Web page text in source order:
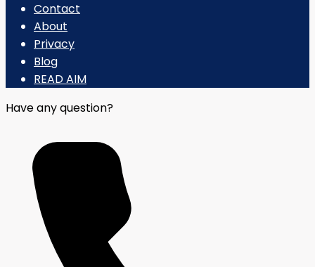
Contact
About
Privacy
Blog
READ AIM
Have any question?